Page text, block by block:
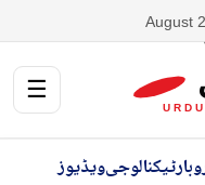
☰
ٹیکنالوجیویڈیوز